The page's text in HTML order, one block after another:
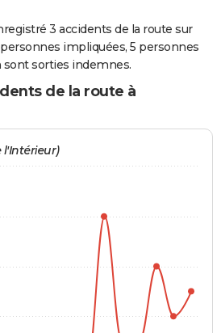
3 accidents de la route sur
impliquées, 5 personnes
sorties indemnes.
de la route à
l'Intérieur)